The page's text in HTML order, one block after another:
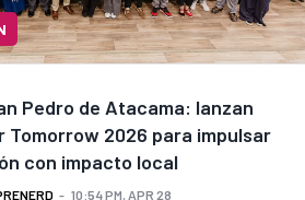
Pedro de Atacama: lanzan
Tomorrow 2026 para impulsar
con impacto local
10:54 PM, APR 28